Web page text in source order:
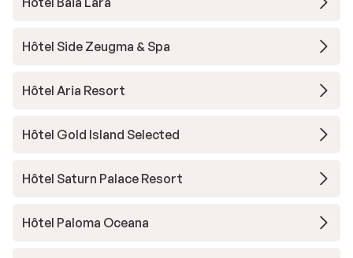
Hôtel Side Zeugma & Spa
Hôtel Aria Resort
Hôtel Gold Island Selected
Hôtel Saturn Palace Resort
Hôtel Paloma Oceana